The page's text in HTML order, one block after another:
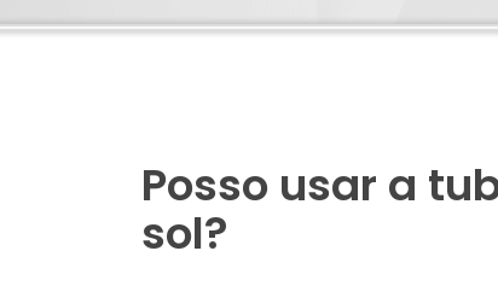
Posso usar a
sol?